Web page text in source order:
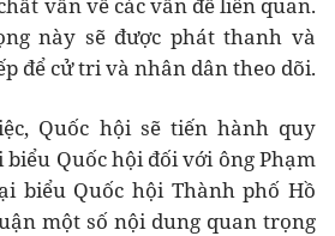
này sẽ được phát thanh và
để cử tri và nhân dân theo dõi.
Quốc hội sẽ tiến hành quy
Quốc hội đối với ông Phạm
biểu Quốc hội Thành phố Hồ
một số nội dung quan trọng